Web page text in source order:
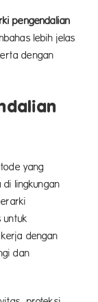
pengendalian
lebih jelas
dengan
yang
lingkungan
untuk
dengan
dan